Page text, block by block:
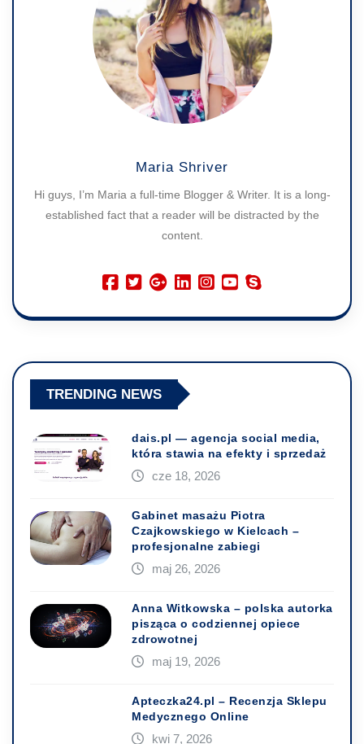
Maria Shriver
Hi guys, I’m Maria a full-time Blogger & Writer. It is a long-
established fact that a reader will be distracted by the
content.
TRENDING NEWS
dais.pl — agencja social media,
która stawia na efekty i sprzedaż
cze 18, 2026
Gabinet masażu Piotra
Czajkowskiego w Kielcach –
profesjonalne zabiegi
maj 26, 2026
Anna Witkowska – polska autorka
pisząca o codziennej opiece
zdrowotnej
maj 19, 2026
Apteczka24.pl – Recenzja Sklepu
Medycznego Online
kwi 7, 2026